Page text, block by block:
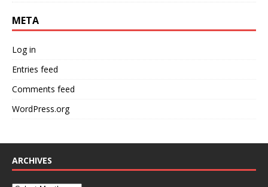
META
Log in
Entries feed
Comments feed
WordPress.org
ARCHIVES